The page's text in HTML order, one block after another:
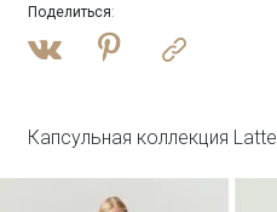
Полупальто-
Поделиться:
Капсульная коллекция